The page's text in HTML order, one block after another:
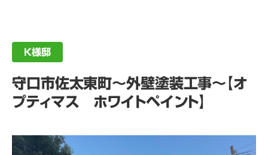
K様邸
守口市佐太東町～外壁塗装工事～【オ
プティマス ホワイトペイント】